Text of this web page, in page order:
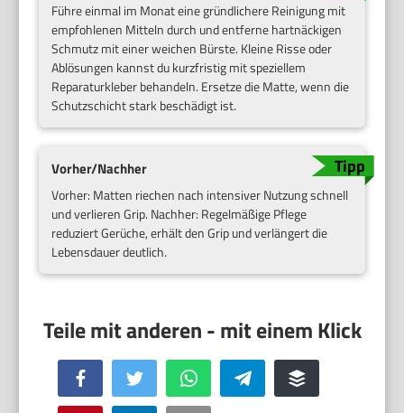
Führe einmal im Monat eine gründlichere Reinigung mit
empfohlenen Mitteln durch und entferne hartnäckigen
Schmutz mit einer weichen Bürste. Kleine Risse oder
Ablösungen kannst du kurzfristig mit speziellem
Reparaturkleber behandeln. Ersetze die Matte, wenn die
Schutzschicht stark beschädigt ist.
Vorher/Nachher
Vorher: Matten riechen nach intensiver Nutzung schnell
und verlieren Grip. Nachher: Regelmäßige Pflege
reduziert Gerüche, erhält den Grip und verlängert die
Lebensdauer deutlich.
Facebook Twitter WhatsApp Telegram Buffer